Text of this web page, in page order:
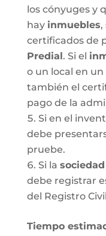
los cónyuges y
hay inmuebles,
certificados de
Predial. Si el
o un local en
también el
pago de la
Si en el
debe
pruebe.
Si la
debe registrar
del Registro
Tiempo